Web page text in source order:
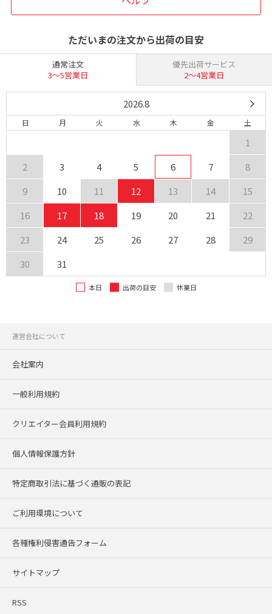
ただいまの注文から出荷の目安
通常注文
3〜5営業日
優先出荷サービス
2〜4営業日
2026.8
日 月 火 水 木 金 土
1
2
3 4 5 6 7
8
9
10 11 12 13 14
15
16
17 18 19 20 21
22
23
24 25 26 27 28
29
30
31
本日 出荷の目安 休業日
運営会社について
会社案内
一般利用規約
クリエイター会員利用規約
個人情報保護方針
特定商取引法に基づく通販の表記
ご利用環境について
各種権利侵害通告フォーム
サイトマップ
RSS